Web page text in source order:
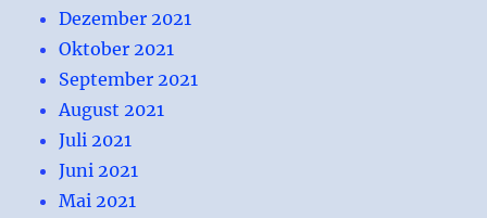
Dezember 2021
Oktober 2021
September 2021
August 2021
Juli 2021
Juni 2021
Mai 2021